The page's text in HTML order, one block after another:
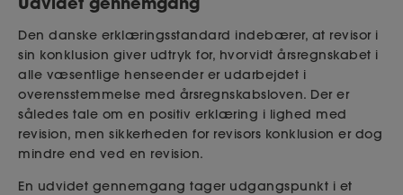
Den danske erklæringsstandard indebærer, at revisor i
sin konklusion giver udtryk for, hvorvidt årsregnskabet i
alle væsentlige henseender er udarbejdet i
overensstemmelse med årsregnskabsloven. Der er
således tale om en positiv erklæring i lighed med
revision, men sikkerheden for revisors konklusion er dog
mindre end ved en revision.
En udvidet gennemgang tager udgangspunkt i et